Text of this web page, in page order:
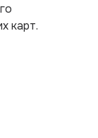
карт.